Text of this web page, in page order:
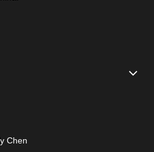
Chen